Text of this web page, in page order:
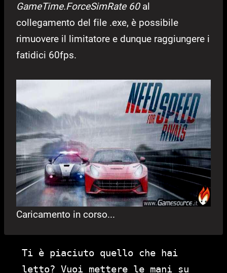
GameTime.ForceSimRate 60 al
collegamento del file .exe, è possibile
rimuovere il limitatore e dunque raggiungere i
fatidici 60fps.
Caricamento in corso...
Ti è piaciuto quello che hai
letto? Vuoi mettere le mani su